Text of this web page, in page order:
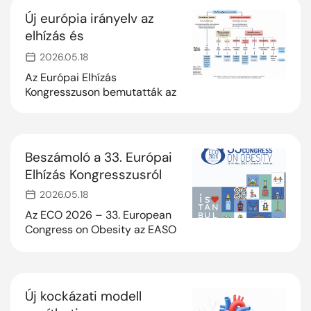
betegeknél
vérnyomáscsökkentő hatást
eredményezhet.
Új európia irányelv az
elhízás és
szövődményeinek
gyógyszeres kezelésére
2026.05.18
Az Európai Elhízás
Kongresszuson bemutatták az
szövődményeinek
gyógyszeres kezeléséről szóló
keretrendszerét. A frissítés új
randomizált klinikai
vizsgálatok eredményeit építi
be, különösen a
testsúlycsökkentés és a
Beszámoló a 33. Európai
Elhízás Kongresszusról
2026.05.18
Az ECO 2026 – 33. European
Congress on Obesity az EASO
Törökországban. A
kongresszus célja az
Új kockázati modell